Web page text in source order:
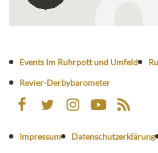
Events im Ruhrpott und Umfeld
Revier-Derbybarometer
Impressum Datenschutzerklärung